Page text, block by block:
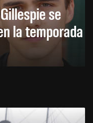
se
la temporada